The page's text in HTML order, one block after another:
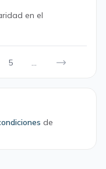
en el
5 ...
de